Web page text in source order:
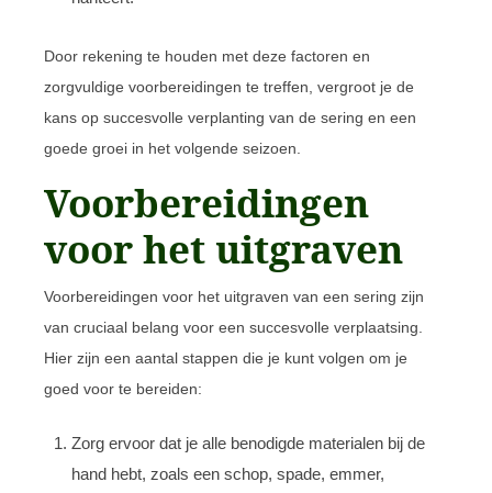
Door rekening te houden met deze factoren en
zorgvuldige voorbereidingen te treffen, vergroot je de
kans op succesvolle verplanting van de sering en een
goede groei in het volgende seizoen.
Voorbereidingen
voor het uitgraven
Voorbereidingen voor het uitgraven van een sering zijn
van cruciaal belang voor een succesvolle verplaatsing.
Hier zijn een aantal stappen die je kunt volgen om je
goed voor te bereiden:
Zorg ervoor dat je alle benodigde materialen bij de
hand hebt, zoals een schop, spade, emmer,